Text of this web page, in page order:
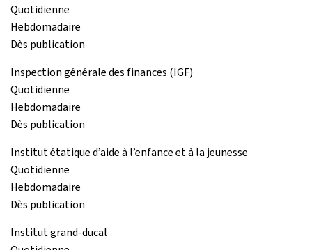
Quotidienne
Hebdomadaire
Dès publication
Inspection générale des finances (IGF)
Quotidienne
Hebdomadaire
Dès publication
Institut étatique d’aide à l’enfance et à la jeunesse
Quotidienne
Hebdomadaire
Dès publication
Institut grand-ducal